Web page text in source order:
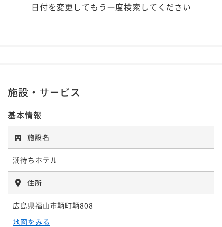
日付を変更してもう一度検索してください
施設・サービス
基本情報
施設名
潮待ちホテル
住所
広島県福山市鞆町鞆808
地図をみる